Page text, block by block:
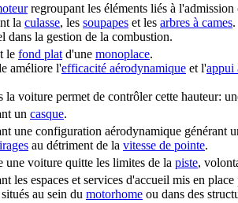
regroupant les éléments liés à l'admission
la culasse, les soupapes et les arbres à cames.
dans la gestion de la combustion.
le fond plat d'une monoplace.
améliore l'efficacité aérodynamique et l'appui
la voiture permet de contrôler cette hauteur:
un casque.
une configuration aérodynamique générant
au détriment de la vitesse de pointe.
une voiture quitte les limites de la piste,
les espaces et services d'accueil mis en place
au sein du motorhome ou dans des